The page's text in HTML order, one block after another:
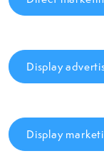
Display
Display